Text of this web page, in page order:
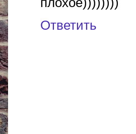
Ответить